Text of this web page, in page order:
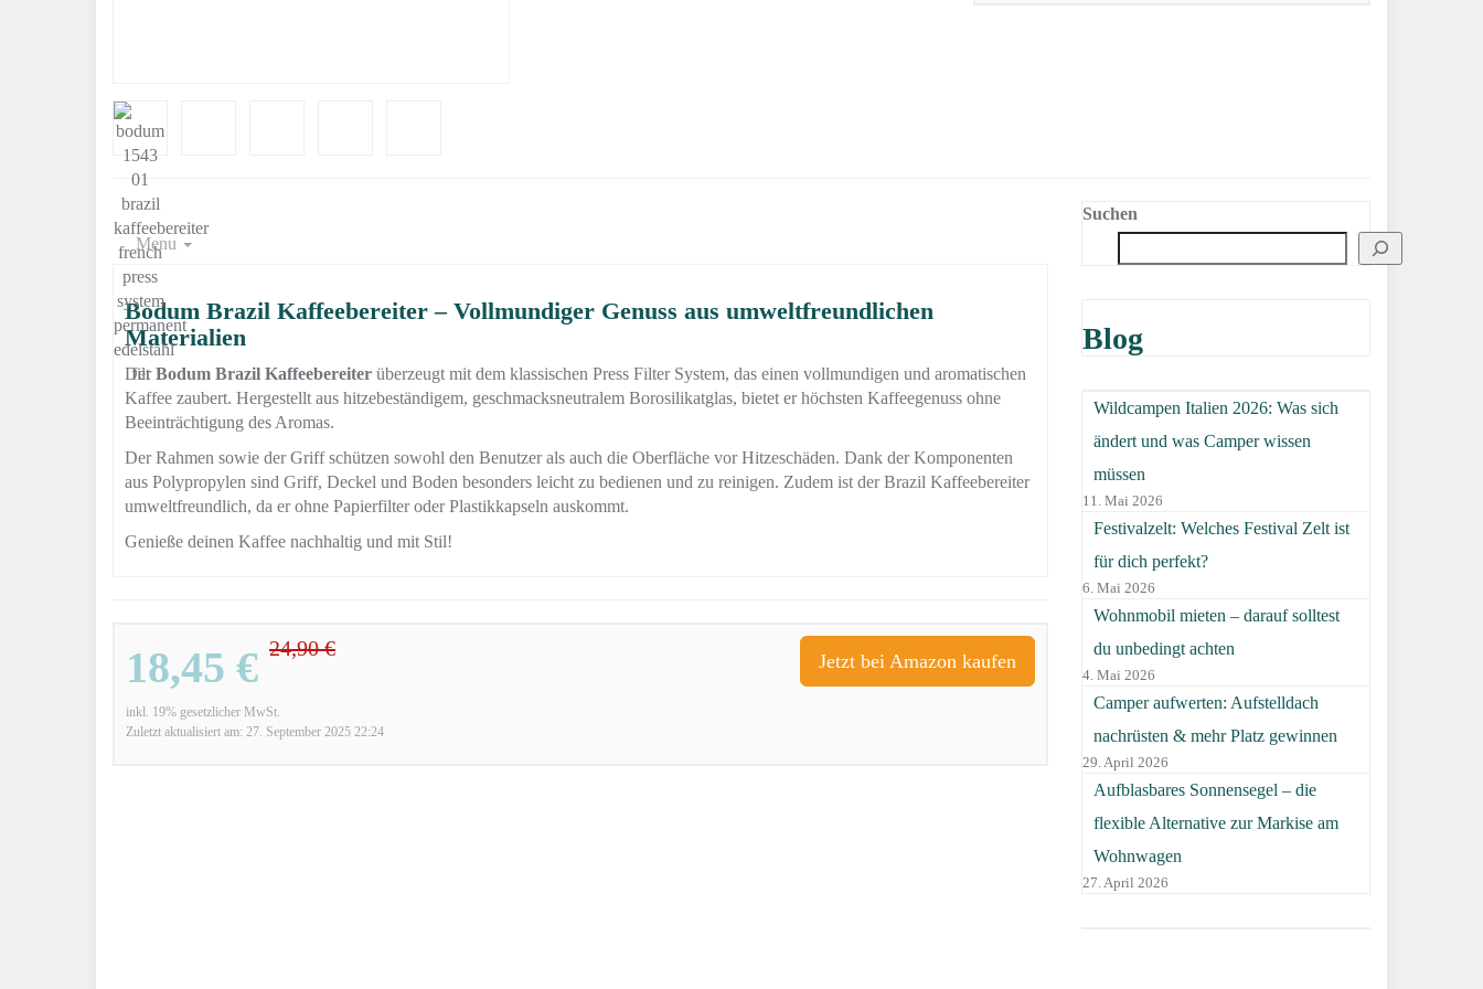
Menu
Bodum Brazil Kaffeebereiter – Vollmundiger Genuss aus umweltfreundlichen
Materialien
DerBodum Brazil Kaffeebereiter überzeugt mit dem klassischen Press Filter System, das einen vollmundigen und aromatischen
Kaffee zaubert. Hergestellt aus hitzebeständigem, geschmacksneutralem Borosilikatglas, bietet er höchsten Kaffeegenuss ohne
Beeinträchtigung des Aromas.
Der Rahmen sowie der Griff schützen sowohl den Benutzer als auch die Oberfläche vor Hitzeschäden. Dank der Komponenten
aus Polypropylen sind Griff, Deckel und Boden besonders leicht zu bedienen und zu reinigen. Zudem ist der Brazil Kaffeebereiter
umweltfreundlich, da er ohne Papierfilter oder Plastikkapseln auskommt.
Genieße deinen Kaffee nachhaltig und mit Stil!
18,45 € 24,90 €
inkl. 19% gesetzlicher MwSt.
Zuletzt aktualisiert am: 27. September 2025 22:24
Jetzt bei Amazon kaufen
Suchen
Blog
Wildcampen Italien 2026: Was sich
ändert und was Camper wissen
müssen
11. Mai 2026
Festivalzelt: Welches Festival Zelt ist
für dich perfekt?
6. Mai 2026
Wohnmobil mieten – darauf solltest
du unbedingt achten
4. Mai 2026
Camper aufwerten: Aufstelldach
nachrüsten & mehr Platz gewinnen
29. April 2026
Aufblasbares Sonnensegel – die
flexible Alternative zur Markise am
Wohnwagen
27. April 2026